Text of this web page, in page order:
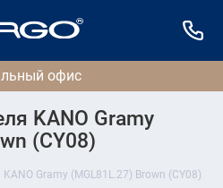
KANO Gramy
(CY08)
Gramy (MGL81L.27) Brown (CY08)